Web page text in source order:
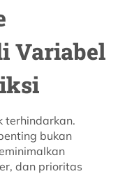
Variabel
terhindarkan.
bukan
dan prioritas